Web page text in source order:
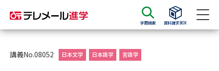
学問検索 資料請求BOX
資料請求
講義No.08052 日本文学 日本語学 言語学